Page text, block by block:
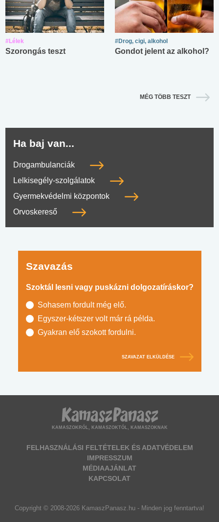
#Lélek
Szorongás teszt
#Drog, cigi, alkohol
Gondot jelent az alkohol?
MÉG TÖBB TESZT
Ha baj van...
Drogambulanciák
Lelkisegély-szolgálatok
Gyermekvédelmi központok
Orvoskereső
Szavazás
Szoktál lesni vagy puskázni dolgozatíráskor?
Sohasem fordult még elő.
Egyszer-kétszer volt már rá példa.
Gyakran elő szokott fordulni.
SZAVAZAT ELKÜLDÉSE
KAMASZOKRÓL, KAMASZOKTÓL, KAMASZOKNAK
FELHASZNÁLÁSI FELTÉTELEK ÉS ADATVÉDELEM
IMPRESSZUM
MÉDIAAJÁNLAT
KAPCSOLAT
Copyright © 2008-2026 KamaszPanasz.hu - Minden jog fenntartva!